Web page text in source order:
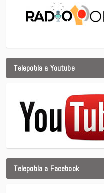
Telepobla a Youtube
Telepobla a Facebook